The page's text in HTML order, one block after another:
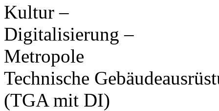
Kultur –
Digitalisierung –
Metropole
Technische
(TGA mit DI)